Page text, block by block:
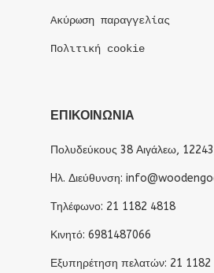
Ακύρωση παραγγελίας
Πολιτική cookie
ΕΠΙΚΟΙΝΩΝΙΑ
Πολυδεύκους 38 Αιγάλεω,
Hλ. Διεύθυνση:
Τηλέφωνο: 21 1182 4818
Κινητό: 6981487066
Εξυπηρέτηση πελατών: 21 1182